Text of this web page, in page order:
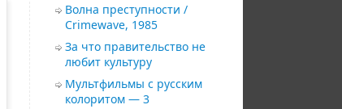
Волна преступности /
Crimewave, 1985
За что правительство не
любит культуру
Мультфильмы с русским
колоритом — 3